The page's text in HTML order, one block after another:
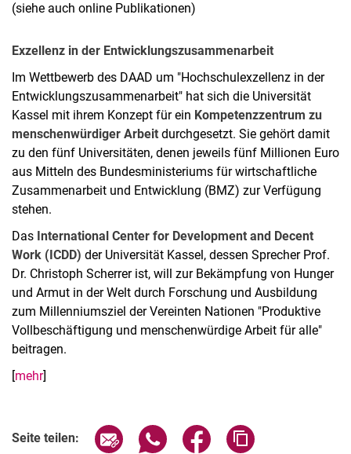
(siehe auch online Publikationen)
Exzellenz in der Entwicklungszusammenarbeit
Im Wettbewerb des DAAD um "Hochschulexzellenz in der
Entwicklungszusammenarbeit" hat sich die Universität
Kassel mit ihrem Konzept für ein Kompetenzzentrum zu
menschenwürdiger Arbeit durchgesetzt. Sie gehört damit
zu den fünf Universitäten, denen jeweils fünf Millionen Euro
aus Mitteln des Bundesministeriums für wirtschaftliche
Zusammenarbeit und Entwicklung (BMZ) zur Verfügung
stehen.
Das International Center for Development and Decent
Work (ICDD) der Universität Kassel, dessen Sprecher Prof.
Dr. Christoph Scherrer ist, will zur Bekämpfung von Hunger
und Armut in der Welt durch Forschung und Ausbildung
zum Millenniumsziel der Vereinten Nationen "Produktive
Vollbeschäftigung und menschenwürdige Arbeit für alle"
beitragen.
[mehr]
Seite teilen: Seite über E-Mail teilen
Seite über WhatsApp teilen
Seite über Facebook